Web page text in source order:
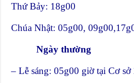
Thứ Bảy: 18g00
Chúa Nhật: 05g00,
Ngày thường
– Lễ sáng: 05g00 giờ tại Cơ sở